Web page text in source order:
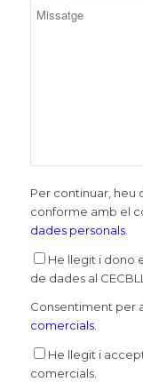
Per continuar, heu
conforme amb el
dades personals.
He llegit i dono
de dades al
Consentiment per
comercials.
He llegit i
comercials.